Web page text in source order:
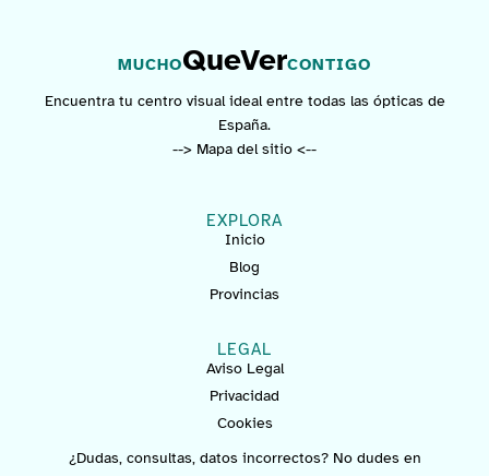
MUCHOQueVerCONTIGO
Encuentra tu centro visual ideal entre todas las ópticas de
España.
--> Mapa del sitio <--
EXPLORA
Inicio
Blog
Provincias
LEGAL
Aviso Legal
Privacidad
Cookies
¿Dudas, consultas, datos incorrectos? No dudes en